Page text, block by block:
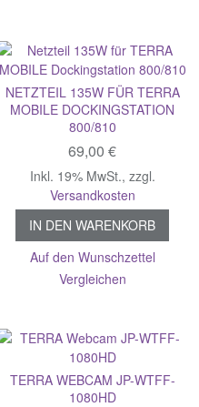
NETZTEIL 135W FÜR TERRA
MOBILE DOCKINGSTATION
800/810
69,00 €
Inkl. 19% MwSt., zzgl.
Versandkosten
IN DEN WARENKORB
Auf den Wunschzettel
Vergleichen
TERRA WEBCAM JP-WTFF-
1080HD